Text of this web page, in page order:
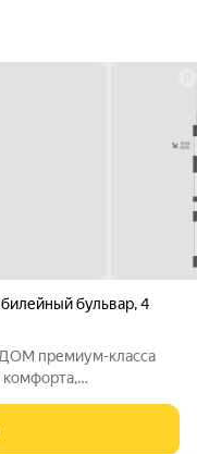
бульвар,4
премиум-класса
которому нет.